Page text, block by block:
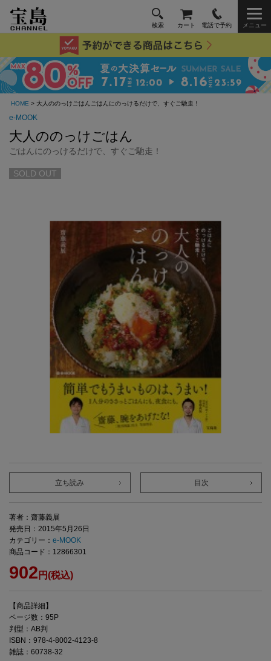
検索 カート 電話で予約 メニュー
HOME > 大人ののっけごはんごはんにのっけるだけで、すぐご馳走！
e-MOOK
大人ののっけごはん
ごはんにのっけるだけで、すぐご馳走！
SOLD OUT
立ち読み 目次
著者：齋藤義展
発売日：2015年5月26日
カテゴリー： e-MOOK
商品コード：12866301
902 円(税込)
【商品詳細】
ページ数：95P
判型：AB判
ISBN：978-4-8002-4123-8
雑誌：60738-32